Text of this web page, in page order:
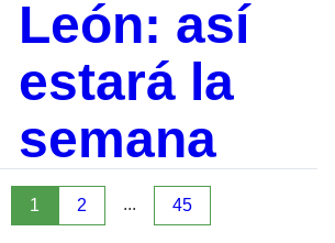
León: así
estará la
semana
1 2 ... 45